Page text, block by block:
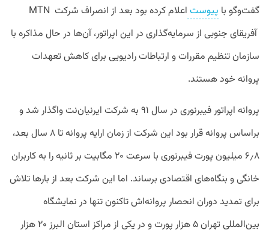
گفت‌وگو با پیوست
اعلام کرده بود بعد از انصراف شرکت MTN
آفریقای جنوبی از سرمایه‌گذاری در این اپراتور، آن‌ها در حال مذاکره با
سازمان تنظیم مقررات و ارتباطات رادیویی برای کاهش تعهدات
پروانه خود هستند.
پروانه اپراتور فیبرنوری در سال ۹۱ به شرکت ایرنیان‌نت واگذار شد و
براساس پروانه قرار بود این شرکت از زمان ارایه پروانه تا ۸ سال بعد،
۶٫۸ میلیون پورت فیبرنوری با سرعت ۲۰ مگابیت بر ثانیه را به کاربران
خانگی و بنگاه‌های اقتصادی برساند. اما این شرکت بعد از بارها تلاش
برای تمدید دوران انحصار پروانه‌اش تاکنون تنها در نمایشگاه
بین‌المللی تهران ۵ هزار پورت و در یکی از مراکز استان البرز ۲۰ هزار